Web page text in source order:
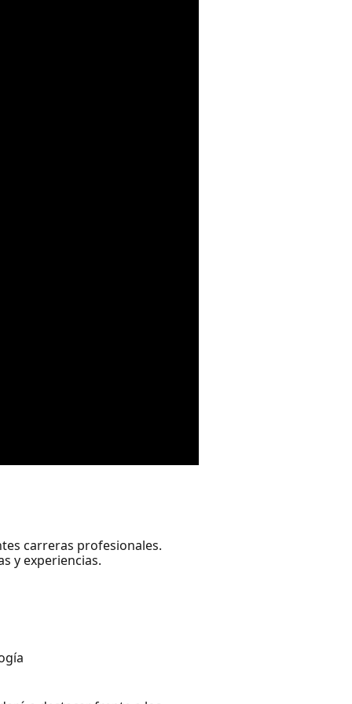
carreras profesionales.
y experiencias.